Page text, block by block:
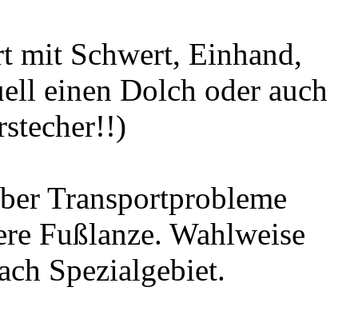
mit Schwert, Einhand,
einen Dolch oder auch
Transportprobleme
Fußlanze. Wahlweise
Spezialgebiet.